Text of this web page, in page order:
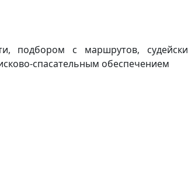
подбором с маршрутов,
спасательным обеспечением